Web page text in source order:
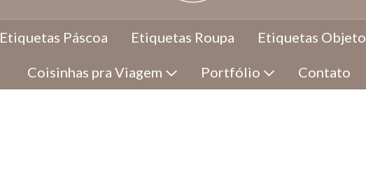
Etiquetas Páscoa Etiquetas Roupa Etiquetas Objeto
Coisinhas pra Viagem Portfólio Contato